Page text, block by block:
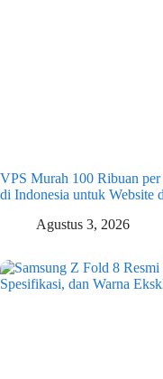
VPS Murah 100 Ribuan
di Indonesia untuk Website
Agustus 3, 2026